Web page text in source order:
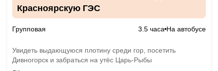
Красноярскую ГЭС
Групповая 3.5 часа На автобусе
Увидеть выдающуюся плотину среди гор, посетить
Дивногорск и забраться на утёс Царь-Рыбы